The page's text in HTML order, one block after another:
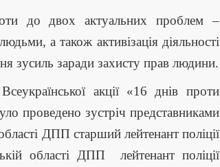
до двох актуальних проблем –
а також активізація діяльності
зусиль заради захисту прав людини.
акції «16 днів проти
проведено зустріч представниками
ДПП старший лейтенант поліції
області ДПП лейтенант поліції